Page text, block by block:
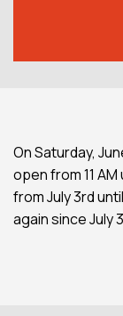
On Saturday,
open from 11
from July 3rd
again since July